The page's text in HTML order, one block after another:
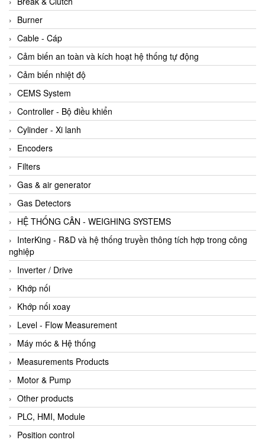
Burner
Cable - Cáp
Cảm biến an toàn và kích hoạt hệ thống tự động
Cảm biến nhiệt độ
CEMS System
Controller - Bộ điều khiển
Cylinder - Xi lanh
Encoders
Filters
Gas & air generator
Gas Detectors
HỆ THỐNG CÂN - WEIGHING SYSTEMS
InterKing - R&D và hệ thống truyền thông tích hợp trong công
nghiệp
Inverter / Drive
Khớp nối
Khớp nối xoay
Level - Flow Measurement
Máy móc & Hệ thống
Measurements Products
Motor & Pump
Other products
PLC, HMI, Module
Position control